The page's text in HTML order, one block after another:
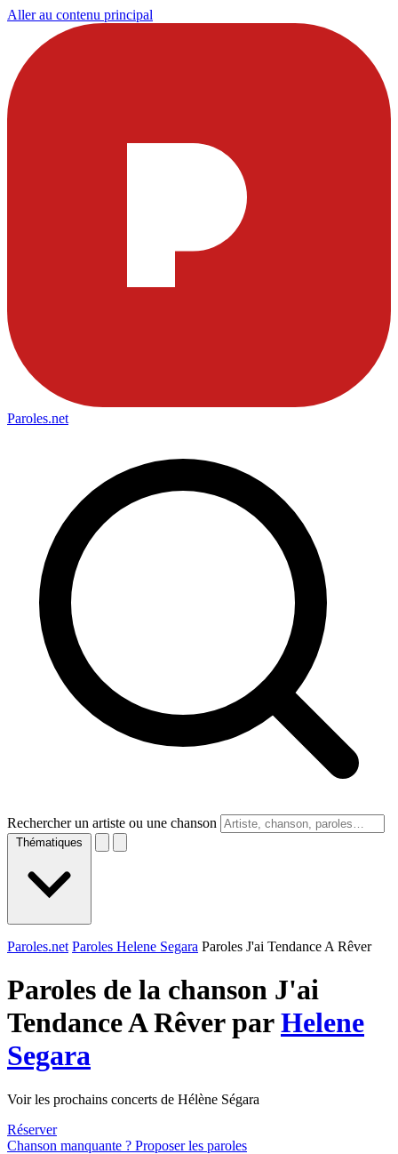
Aller au contenu principal
Paroles.net
Rechercher un artiste ou une chanson
Thématiques
Paroles.net Paroles Helene Segara Paroles J'ai Tendance A Rêver
Paroles de la chanson J'ai
Tendance A Rêver parHelene
Segara
Voir les prochains concerts de Hélène Ségara
Réserver
Chanson manquante ? Proposer les paroles